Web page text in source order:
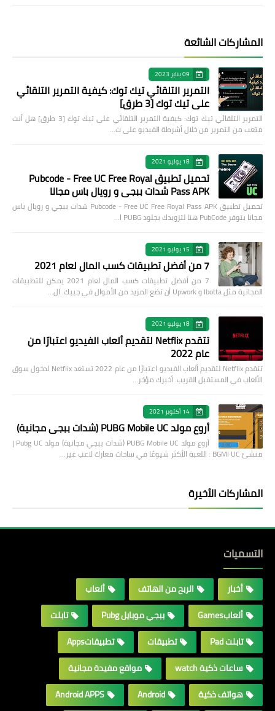
المشاركات الشائعة
09 يناير 2023
التمرير التلقائي تيك توك: كيفية التمرير التلقائي
على تيك توك [3 طرق]
التمرير التلقائي تيك توك: كيفية التمرير التلقائي على تيك توك [3 طرق] هل أنت
متعب من التمرير من خلال أشرطة الفيديو على ت…
18 يوليو 2021
تحميل تطبيق Pubcode - Free UC Free Royal
Pass APK شدات ببجي و رويال باس مجانا
تحميل تطبيق Pubcode - Free UC Free Royal Pass APK شدات ببجي و رويال باس
مجانا يتوفر PubCode هنا لتزويدك بجلود PUBG ا…
15 يوليو 2021
7 من أفضل تطبيقات كسب المال لعام 2021
7 من أفضل تطبيقات كسب المال لعام 2021 يمكن للتطبيقات
المجانية مثل Ibotta و Upwork أن تضع المزيد من الأموال في جيبك. ال…
18 يوليو 2021
تتقدم Netflix لتقديم ألعاب الفيديو اعتبارًا من
عام 2022
تتقدم Netflix لتقديم ألعاب الفيديو اعتبارًا من عام 2022 تستعد Netflix لدخول سوق
الألعاب في المستقبل القريب. أخبرك مؤخر…
14 أكتوبر 2021
أروع مولد PUBG Mobile UC (شدات ببجي مجانية)
أروع مولد PUBG Mobile UC (شدات ببجي مجانية) مولد Pubg UC |
منشئ BGMI UC : اللعبة الأكثر شيوعًا في ساحات معارك لاعب غير…
المشاركات الأخيرة
التسميات
أخبار الربح من الهاتف
ألعاب
ألعابGames
ببجي موبايل Pubg
تابلت
تابلت Pad
تطبيقات
تطبيقاتApps
ساعات ذكية watch
مواقع مفيدة مجانية
هواتف ذكية
Android
Android APPS